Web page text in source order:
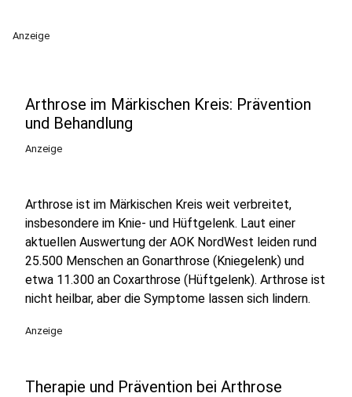
Anzeige
Arthrose im Märkischen Kreis: Prävention
und Behandlung
Anzeige
Arthrose ist im Märkischen Kreis weit verbreitet,
insbesondere im Knie- und Hüftgelenk. Laut einer
aktuellen Auswertung der AOK NordWest leiden rund
25.500 Menschen an Gonarthrose (Kniegelenk) und
etwa 11.300 an Coxarthrose (Hüftgelenk). Arthrose ist
nicht heilbar, aber die Symptome lassen sich lindern.
Anzeige
Therapie und Prävention bei Arthrose